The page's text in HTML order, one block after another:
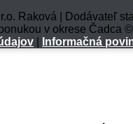
Raková | Dodávateľ
v okrese Čadca ©
Informačná